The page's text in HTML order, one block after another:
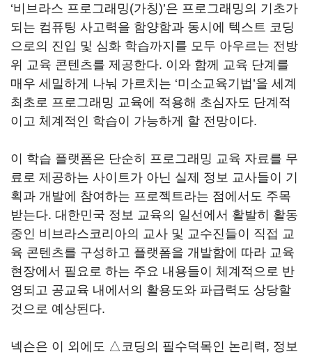
‘비브라스 프로그래밍(가칭)’은 프로그래밍의 기초가
되는 컴퓨팅 사고력을 함양함과 동시에 텍스트 코딩
으로의 진입 및 심화 학습까지를 모두 아우르는 전방
위 교육 콘텐츠를 제공한다. 이와 함께 교육 단계를
매우 세밀하게 나눠 가르치는 ‘미소교육기법’을 세계
최초로 프로그래밍 교육에 적용해 초심자도 단계적
이고 체계적인 학습이 가능하게 할 전망이다.
이 학습 플랫폼은 단순히 프로그래밍 교육 자료를 무
료로 제공하는 사이트가 아닌 실제 정보 교사들이 기
획과 개발에 참여하는 프로젝트라는 점에서도 주목
받는다. 대한민국 정보 교육의 일선에서 활발히 활동
중인 비브라스코리아의 교사 및 교수진들이 직접 교
육 콘텐츠를 구성하고 플랫폼을 개발함에 따라 교육
현장에서 필요로 하는 주요 내용들이 체계적으로 반
영되고 공교육 내에서의 활용도와 파급력도 상당할
것으로 예상된다.
넥슨은 이 외에도 △코딩의 필수덕목인 논리력, 정보